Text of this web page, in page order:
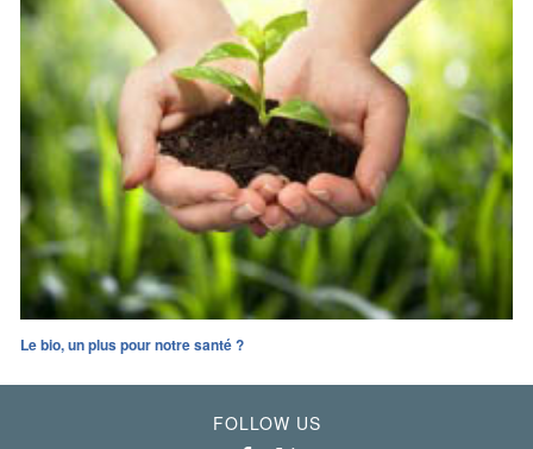
Le bio, un plus pour notre santé ?
FOLLOW US